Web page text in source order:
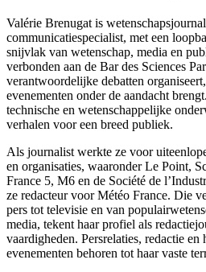
Valérie Brenugat is
communicatiespecialist, met een
snijvlak van wetenschap, media en
verbonden aan de Bar des Sciences
verantwoordelijke debatten
evenementen onder de aandacht
technische en wetenschappelijke
verhalen voor een breed publiek.
Als journalist werkte ze voor
en organisaties, waaronder Le Point,
France 5, M6 en de Société de
ze redacteur voor Météo France. Die
pers tot televisie en van
media, tekent haar profiel als
vaardigheden. Persrelaties, redactie en
evenementen behoren tot haar vaste